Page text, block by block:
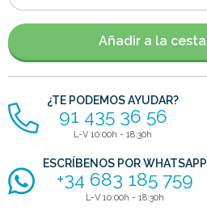
de
artículos
Añadir a la cesta
¿TE PODEMOS AYUDAR?
91 435 36 56
L-V 10:00h - 18:30h
ESCRÍBENOS POR WHATSAPP
+34 683 185 759
L-V 10:00h - 18:30h